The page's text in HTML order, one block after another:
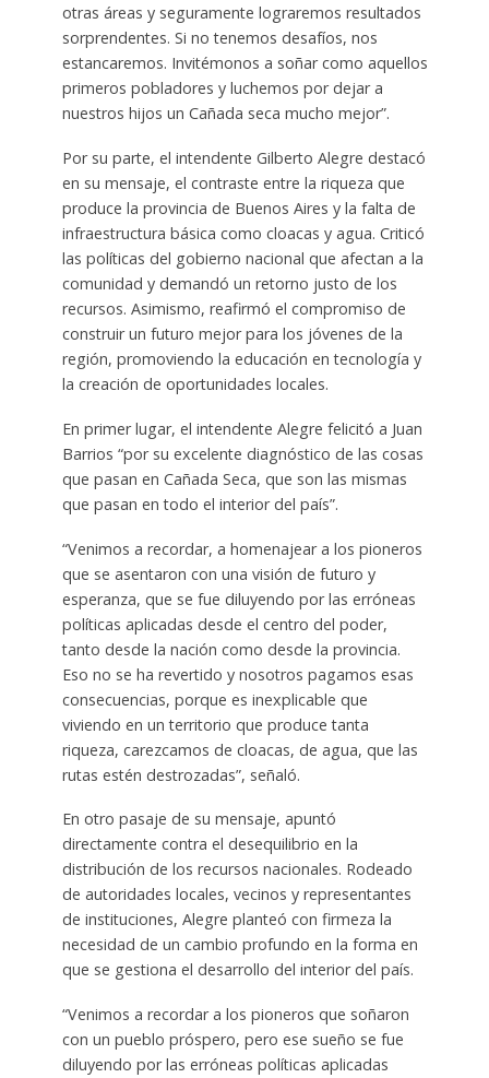
otras áreas y seguramente lograremos resultados
sorprendentes. Si no tenemos desafíos, nos
estancaremos. Invitémonos a soñar como aquellos
primeros pobladores y luchemos por dejar a
nuestros hijos un Cañada seca mucho mejor”.
Por su parte, el intendente Gilberto Alegre destacó
en su mensaje, el contraste entre la riqueza que
produce la provincia de Buenos Aires y la falta de
infraestructura básica como cloacas y agua. Criticó
las políticas del gobierno nacional que afectan a la
comunidad y demandó un retorno justo de los
recursos. Asimismo, reafirmó el compromiso de
construir un futuro mejor para los jóvenes de la
región, promoviendo la educación en tecnología y
la creación de oportunidades locales.
En primer lugar, el intendente Alegre felicitó a Juan
Barrios “por su excelente diagnóstico de las cosas
que pasan en Cañada Seca, que son las mismas
que pasan en todo el interior del país”.
“Venimos a recordar, a homenajear a los pioneros
que se asentaron con una visión de futuro y
esperanza, que se fue diluyendo por las erróneas
políticas aplicadas desde el centro del poder,
tanto desde la nación como desde la provincia.
Eso no se ha revertido y nosotros pagamos esas
consecuencias, porque es inexplicable que
viviendo en un territorio que produce tanta
riqueza, carezcamos de cloacas, de agua, que las
rutas estén destrozadas”, señaló.
En otro pasaje de su mensaje, apuntó
directamente contra el desequilibrio en la
distribución de los recursos nacionales. Rodeado
de autoridades locales, vecinos y representantes
de instituciones, Alegre planteó con firmeza la
necesidad de un cambio profundo en la forma en
que se gestiona el desarrollo del interior del país.
“Venimos a recordar a los pioneros que soñaron
con un pueblo próspero, pero ese sueño se fue
diluyendo por las erróneas políticas aplicadas